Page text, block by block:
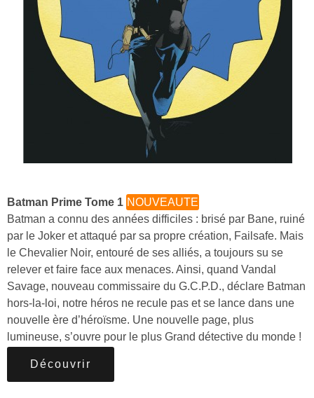
Batman Prime Tome 1 NOUVEAUTE
Batman a connu des années difficiles : brisé par Bane, ruiné
par le Joker et attaqué par sa propre création, Failsafe. Mais
le Chevalier Noir, entouré de ses alliés, a toujours su se
relever et faire face aux menaces. Ainsi, quand Vandal
Savage, nouveau commissaire du G.C.P.D., déclare Batman
hors-la-loi, notre héros ne recule pas et se lance dans une
nouvelle ère d’héroïsme. Une nouvelle page, plus
lumineuse, s’ouvre pour le plus Grand détective du monde !
Découvrir